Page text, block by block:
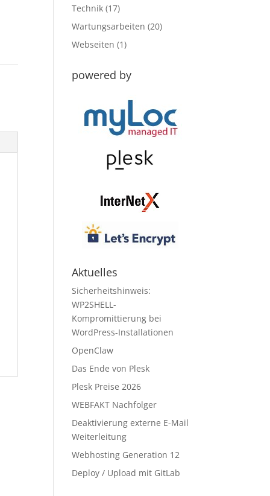
Technik (17)
Wartungsarbeiten (20)
Webseiten (1)
powered by
Aktuelles
Sicherheitshinweis:
WP2SHELL-
Kompromittierung bei
WordPress-Installationen
OpenClaw
Das Ende von Plesk
Plesk Preise 2026
WEBFAKT Nachfolger
Deaktivierung externe E-Mail
Weiterleitung
Webhosting Generation 12
Deploy / Upload mit GitLab